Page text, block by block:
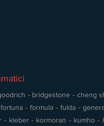
- bridgestone - cheng
- formula - fulda -
kleber - kormoran - kumho -